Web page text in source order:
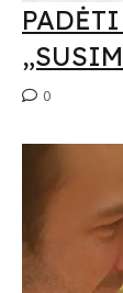
0